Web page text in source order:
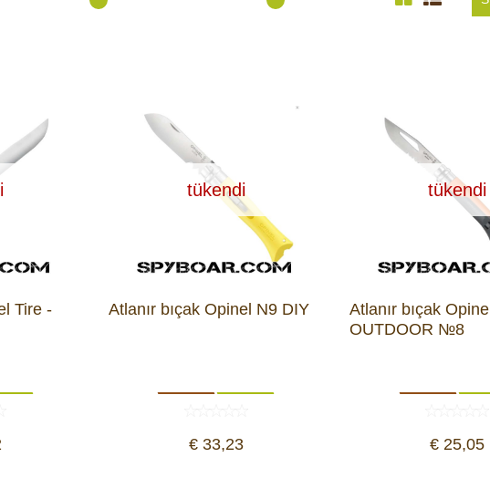
Tire -
tükendi
Atlanır bıçak Opinel N9 DIY
€ 33,23
tükendi
Atlanır bıçak Opinel
OUTDOOR №8
€ 25,05